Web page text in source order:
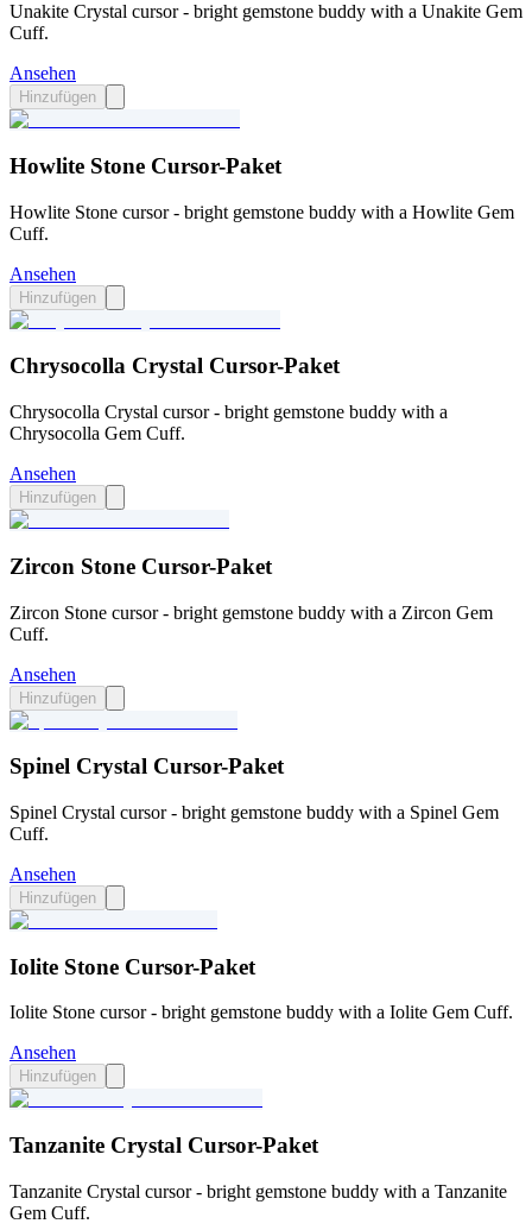
Unakite Crystal cursor - bright gemstone buddy with a Unakite Gem
Cuff.
Ansehen
Hinzufügen
Howlite Stone Cursor-Paket
Howlite Stone cursor - bright gemstone buddy with a Howlite Gem
Cuff.
Ansehen
Hinzufügen
Chrysocolla Crystal Cursor-Paket
Chrysocolla Crystal cursor - bright gemstone buddy with a
Chrysocolla Gem Cuff.
Ansehen
Hinzufügen
Zircon Stone Cursor-Paket
Zircon Stone cursor - bright gemstone buddy with a Zircon Gem
Cuff.
Ansehen
Hinzufügen
Spinel Crystal Cursor-Paket
Spinel Crystal cursor - bright gemstone buddy with a Spinel Gem
Cuff.
Ansehen
Hinzufügen
Iolite Stone Cursor-Paket
Iolite Stone cursor - bright gemstone buddy with a Iolite Gem Cuff.
Ansehen
Hinzufügen
Tanzanite Crystal Cursor-Paket
Tanzanite Crystal cursor - bright gemstone buddy with a Tanzanite
Gem Cuff.